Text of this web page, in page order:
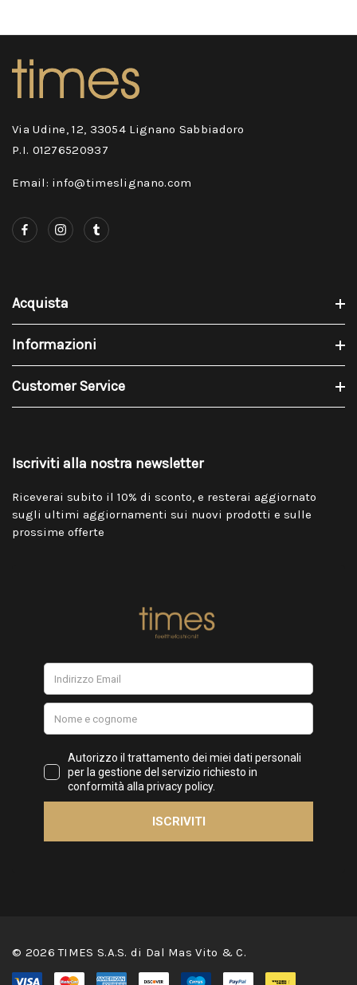
Via Udine, 12, 33054 Lignano Sabbiadoro
P.I. 01276520937
Email: info@timeslignano.com
Acquista
Informazioni
Customer Service
Iscriviti alla nostra newsletter
Riceverai subito il 10% di sconto, e resterai aggiornato
sugli ultimi aggiornamenti sui nuovi prodotti e sulle
prossime offerte
© 2026 TIMES S.A.S. di Dal Mas Vito & C.